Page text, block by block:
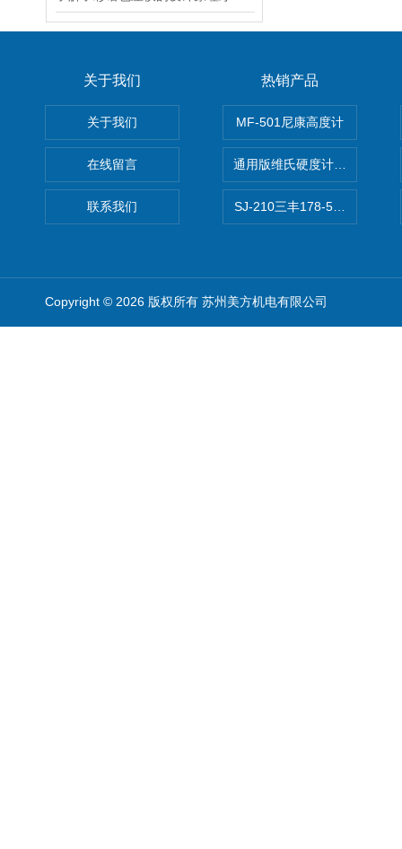
关于我们
关于我们
在线留言
联系我们
热销产品
MF-501尼康高度计
通用版维氏硬度计软件 自动
SJ-210三丰178-560-11DC粗
Copyright © 2026 版权所有 苏州美方机电有限公司